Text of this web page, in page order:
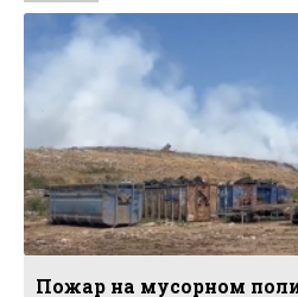
Пожар на мусорном